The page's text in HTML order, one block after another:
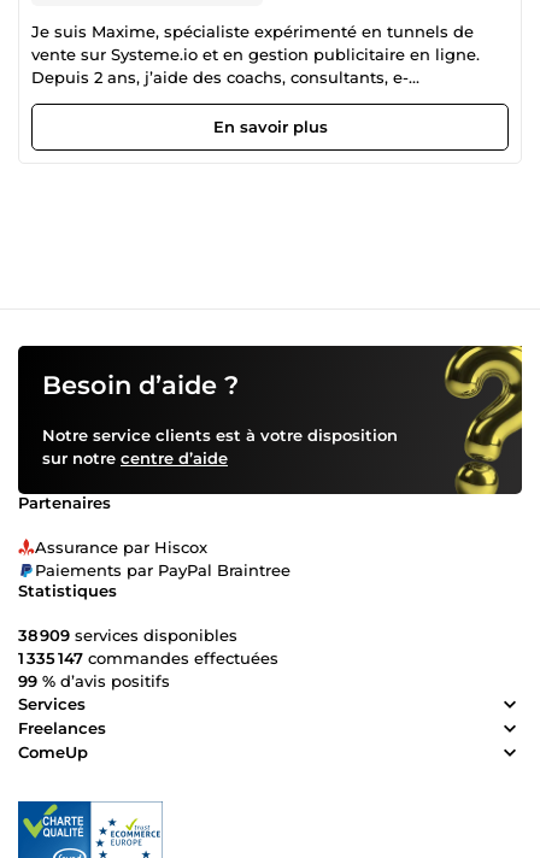
Je suis Maxime, spécialiste expérimenté en tunnels de
vente sur Systeme.io et en gestion publicitaire en ligne.
Depuis 2 ans, j’aide des coachs, consultants, e-
commerçants et entrepreneurs à atteindre des résultats
concrets grâce à des stratégies sur-mesure. 👉 Oui, je suis
nouveau sur ComeUp, mais pas dans mon métier. Chaque
automatisée : segmentation, tags et emailings optimisés
pour booster vos ventes. ✅ Une gestion experte de vos
publicités (Facebook &amp; Google Ads) : pour attirer les
bons prospects au meilleur coût. ✅ Un accompagnement
personnalisé : je travaille avec vous pour créer une
stratégie alignée à vos objectifs. Pourquoi me faire
confiance ? 💡 Votre satisfaction est ma priorité. Je suis
déterminé à faire mes preuves ici, et cela passe par des
soin, comme si c’était le mien. 💡 Des tarifs compétitifs,
sans compromis sur la qualité. Être nouveau sur ComeUp
est une opportunité pour vous : profiter d’un expert motivé
et engagé à des conditions avantageuses. 💡Un service clé
en main. De la stratégie à la mise en œuvre, je vous
accompagne à chaque étape pour que votre projet soit
une réussite totale. Et si on parlait résultats ? Vous voulez
attirer plus de prospects qualifiés ? Convertir plus de
gagner du temps et de l’efficacité ? Vous avez une idée ?
cap et atteindre vos objectifs. 🎯 Contactez-moi dès
maintenant et lançons ensemble votre prochain succès.
En savoir plus
Besoin d’aide ?
Notre service clients est à votre disposition
sur notre centre d’aide
Partenaires
Assurance par Hiscox
Paiements par PayPal Braintree
Statistiques
38 909 services disponibles
1 335 147 commandes effectuées
99 % d’avis positifs
Services
Freelances
ComeUp